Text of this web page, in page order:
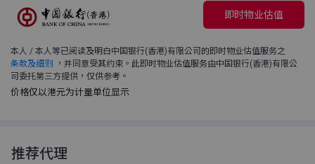
即时物业估值
本人 / 本人等已阅读及明白中国银行(香港)有限公司的即时物业估值服务之
条款及细则
，并同意受其约束。此即时物业估值服务由中国银行(香港)有限公
司委托第三方提供，仅供参考。
价格仅以港元为计量单位显示
推荐代理